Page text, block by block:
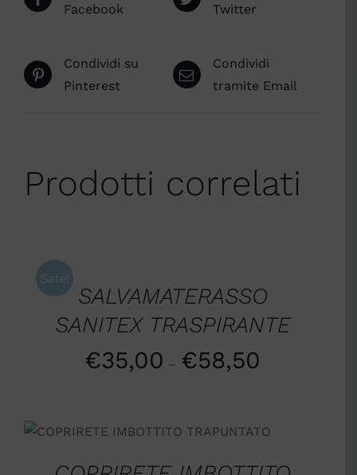
Facebook
Twitter
Condividi su
Pinterest
Condividi
tramite Email
Prodotti correlati
Sale!
DETTAGLI
SALVAMATERASSO
SANITEX TRASPIRANTE
€35,00 – €58,50
SCEGLI
/